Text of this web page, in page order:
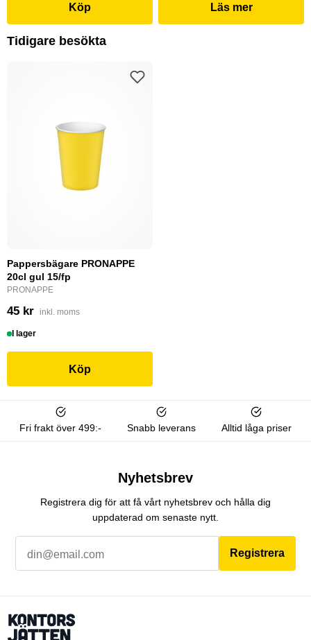
Köp Läs mer
Tidigare besökta
Pappersbägare PRONAPPE
20cl gul 15/fp
PRONAPPE
45 kr inkl. moms
I lager
Köp
Fri frakt över 499:- Snabb leverans Alltid låga priser
Nyhetsbrev
Registrera dig för att få vårt nyhetsbrev och hålla dig
uppdaterad om senaste nytt.
Registrera